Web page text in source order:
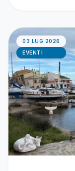
03 LUG 2026
EVENTI